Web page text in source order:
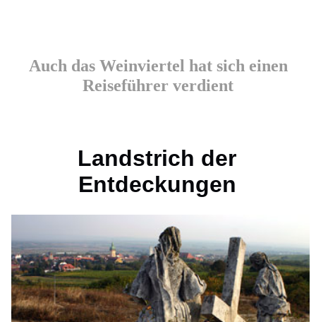
Auch das Weinviertel hat sich einen
Reiseführer verdient
Landstrich der
Entdeckungen